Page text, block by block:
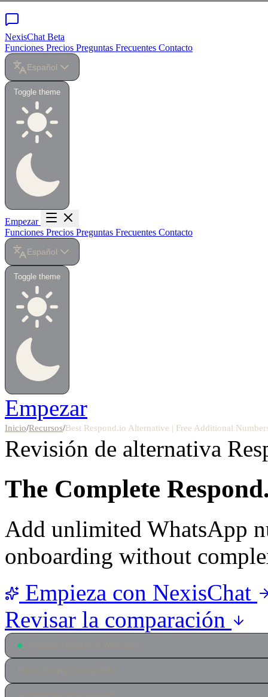
NexisChat Beta
Funciones Precios Preguntas Frecuentes Contacto
Español
Toggle theme
Empezar
Funciones Precios Preguntas Frecuentes Contacto
Español
Toggle theme
Empezar
Inicio/Recursos/Best Respond.io Alternative | Free Additional
Revisión de alternativa
The Complete
Add unlimited WhatsApp
onboarding without
Empieza con NexisChat
Revisar la comparación